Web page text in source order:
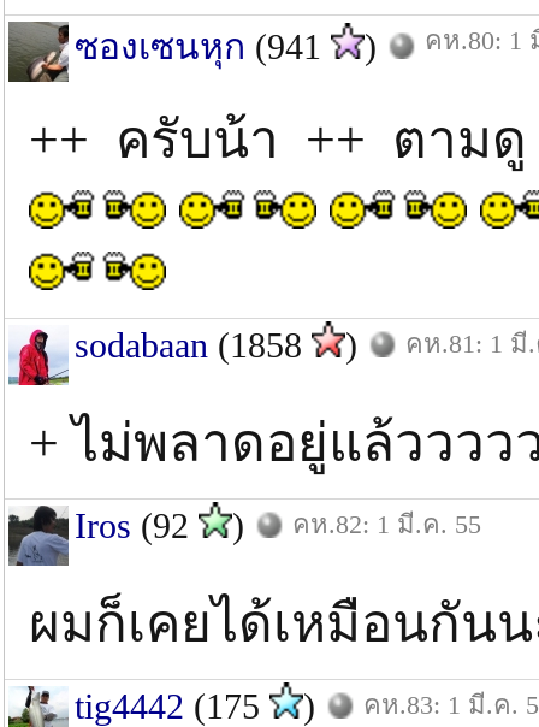
ซองเซนหุก (941 ) คห.80: 1
++ ครับน้า ++ ตาม
sodabaan (1858 ) คห.81: 1 มี
+ ไม่พลาดอยู่แล้วววว
Iros (92 ) คห.82: 1 มี.ค. 55
ผมก็เคยได้เหมือนกัน
tig4442 (175 ) คห.83: 1 มี.ค.